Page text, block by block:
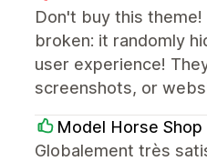
Don't buy this
broken: it randomly
user experience!
screenshots, or
Model Horse Shop
Globalement très